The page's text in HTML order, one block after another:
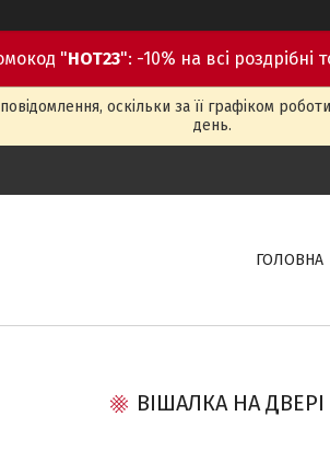
"HOT23": -10% на всі роздрібні
оскільки за її графіком
день.
ГОЛОВНА
ВІШАЛКА НА